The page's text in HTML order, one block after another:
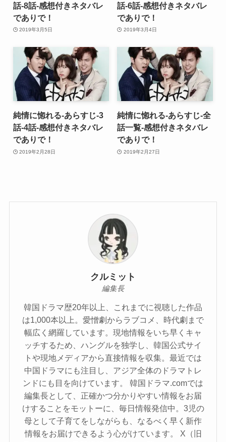
話-8話-感想付きネタバレ
でありで！
2019年3月5日
話-6話-感想付きネタバレ
でありで！
2019年3月4日
純情に惚れる-あらすじ-3
話-4話-感想付きネタバレ
でありで！
2019年2月28日
純情に惚れる-あらすじ-全
話一覧-感想付きネタバレ
でありで！
2019年2月27日
クルミット
編集長
韓国ドラマ歴20年以上、これまでに視聴した作品
は1,000本以上。愛憎劇からラブコメ、時代劇まで
幅広く網羅しています。現地情報をいち早くキャ
ッチするため、ハングルを独学し、韓国公式サイ
トや現地メディアから直接情報を収集。最近では
中国ドラマにも注目し、アジア全体のドラマトレ
ンドにも目を向けています。 韓国ドラマ.comでは
編集長として、正確かつ分かりやすい情報をお届
けすることをモットーに、毎日情報発信中。3児の
母として子育てをしながらも、なるべく早く新作
情報をお届けできるよう心がけています。 X（旧